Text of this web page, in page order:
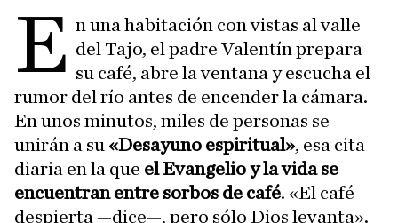
E n una habitación con vistas al valle
del Tajo, el padre Valentín prepara
su café, abre la ventana y escucha el
rumor del río antes de encender la cámara.
En unos minutos, miles de personas se
unirán a su «Desayuno espiritual», esa cita
diaria en la que el Evangelio y la vida se
encuentran entre sorbos de café. «El café
despierta —dice—, pero sólo Dios levanta».